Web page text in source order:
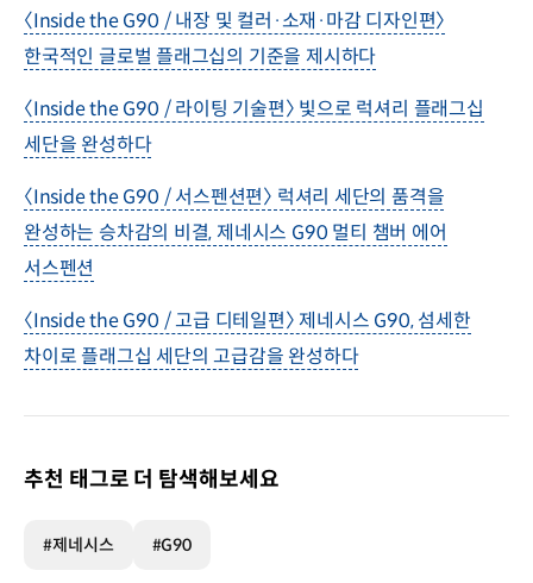
〈Inside the G90 / 내장 및 컬러·소재·마감 디자인편〉
한국적인 글로벌 플래그십의 기준을 제시하다
〈Inside the G90 / 라이팅 기술편〉 빛으로 럭셔리 플래그십
세단을 완성하다
〈Inside the G90 / 서스펜션편〉 럭셔리 세단의 품격을
완성하는 승차감의 비결, 제네시스 G90 멀티 챔버 에어
서스펜션
〈Inside the G90 / 고급 디테일편〉 제네시스 G90, 섬세한
차이로 플래그십 세단의 고급감을 완성하다
추천 태그로 더 탐색해보세요
#제네시스 #G90